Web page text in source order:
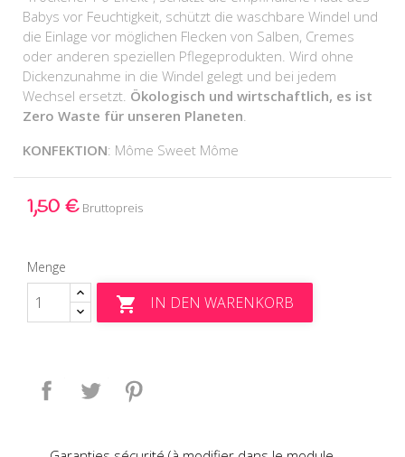
Babys vor Feuchtigkeit, schützt die waschbare Windel und
die Einlage vor möglichen Flecken von Salben, Cremes
oder anderen speziellen Pflegeprodukten. Wird ohne
Dickenzunahme in die Windel gelegt und bei jedem
Wechsel ersetzt. Ökologisch und wirtschaftlich, es ist
Zero Waste für unseren Planeten
KONFEKTION: Môme Sweet Môme
1,50 € Bruttopreis
Menge
 IN DEN WARENKORB
Teilen Tweet